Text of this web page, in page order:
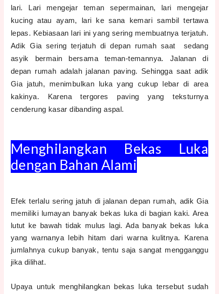
lari. Lari mengejar teman sepermainan, lari mengejar
kucing atau ayam, lari ke sana kemari sambil tertawa
lepas. Kebiasaan lari ini yang sering membuatnya terjatuh.
Adik Gia sering terjatuh di depan rumah saat sedang
asyik bermain bersama teman-temannya. Jalanan di
depan rumah adalah jalanan paving. Sehingga saat adik
Gia jatuh, menimbulkan luka yang cukup lebar di area
kakinya. Karena tergores paving yang teksturnya
cenderung kasar dibanding aspal.
Menghilangkan Bekas Luka
dengan Bahan Alami
Efek terlalu sering jatuh di jalanan depan rumah, adik Gia
memiliki lumayan banyak bekas luka di bagian kaki. Area
lutut ke bawah tidak mulus lagi. Ada banyak bekas luka
yang warnanya lebih hitam dari warna kulitnya. Karena
jumlahnya cukup banyak, tentu saja sangat mengganggu
jika dilihat.
Upaya untuk menghilangkan bekas luka tersebut sudah